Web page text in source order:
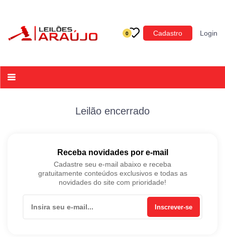
0 Cadastro Login
Categoria
Acessórios para Veículos
Máquinas
Leilão encerrado
Receba novidades por e-mail
Cadastre seu e-mail abaixo e receba
gratuitamente conteúdos exclusivos e todas as
novidades do site com prioridade!
Inscrever-se